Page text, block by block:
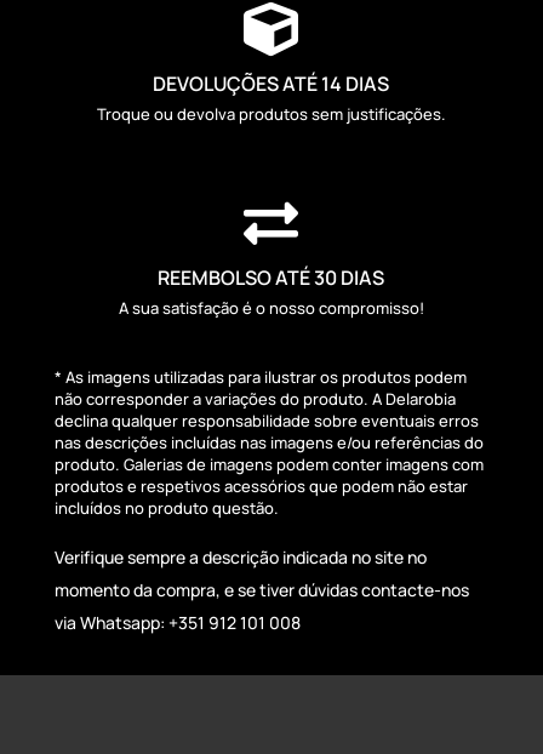

DEVOLUÇÕES ATÉ 14 DIAS
Troque ou devolva produtos sem justificações.

REEMBOLSO ATÉ 30 DIAS
A sua satisfação é o nosso compromisso!
* As imagens utilizadas para ilustrar os produtos podem
não corresponder a variações do produto. A Delarobia
declina qualquer responsabilidade sobre eventuais erros
nas descrições incluídas nas imagens e/ou referências do
produto. Galerias de imagens podem conter imagens com
produtos e respetivos acessórios que podem não estar
incluídos no produto questão.
Verifique sempre a descrição indicada no site no
momento da compra, e se tiver dúvidas contacte-nos
via Whatsapp: +351 912 101 008